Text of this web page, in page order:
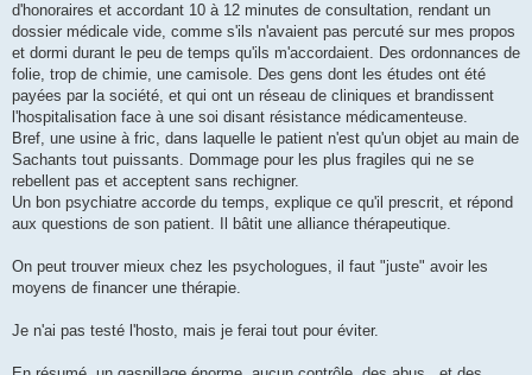
a
g
d'honoraires et accordant 10 à 12 minutes de consultation, rendant un
dossier médicale vide, comme s'ils n'avaient pas percuté sur mes propos
et dormi durant le peu de temps qu'ils m'accordaient. Des ordonnances de
folie, trop de chimie, une camisole. Des gens dont les études ont été
payées par la société, et qui ont un réseau de cliniques et brandissent
l'hospitalisation face à une soi disant résistance médicamenteuse.
Bref, une usine à fric, dans laquelle le patient n'est qu'un objet au main de
Sachants tout puissants. Dommage pour les plus fragiles qui ne se
rebellent pas et acceptent sans rechigner.
Un bon psychiatre accorde du temps, explique ce qu'il prescrit, et répond
aux questions de son patient. Il bâtit une alliance thérapeutique.
On peut trouver mieux chez les psychologues, il faut "juste" avoir les
moyens de financer une thérapie.
Je n'ai pas testé l'hosto, mais je ferai tout pour éviter.